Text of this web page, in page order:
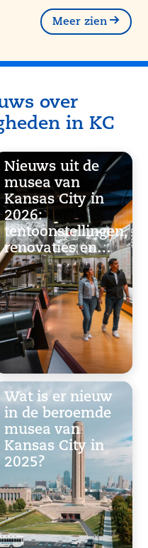
Meer zien
over
in KC
Nieuws uit de
musea van
Kansas City in
2026:
tentoonstellingen,
renovaties en…
Wat is er nieuw
in de beroemde
musea van
Kansas City in
2025?